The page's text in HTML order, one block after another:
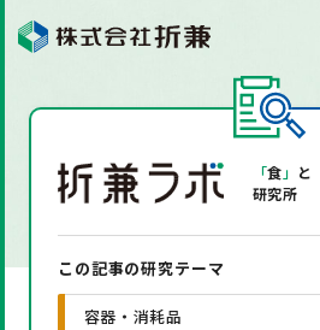
「食 」 と
研究所
この記事の研究テーマ
容器・消耗品